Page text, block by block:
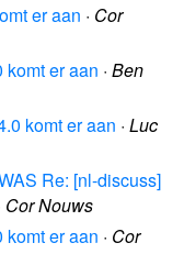
er aan · Cor
komt er aan · Ben
komt er aan · Luc
Re: [nl-discuss]
Cor Nouws
komt er aan · Cor